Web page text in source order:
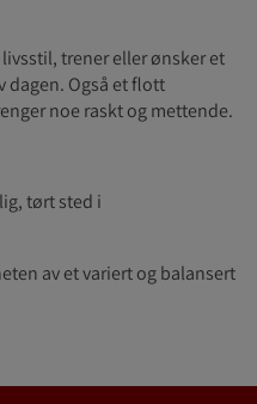
trener eller ønsker et
Også et flott
noe raskt og mettende.
tørt sted i
av et variert og balansert